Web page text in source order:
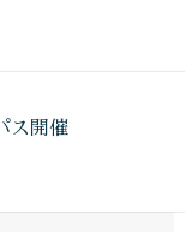
ス開催